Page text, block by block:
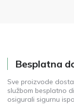
Besplatna
Sve proizvode
službom besplatno
osigurali sigurnu